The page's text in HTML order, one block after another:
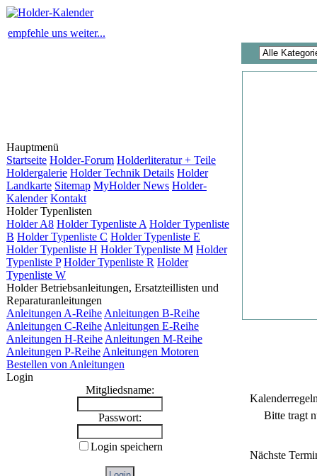
empfehle uns weiter...
Hauptmenü
Startseite Holder-Forum Holderliteratur + Teile
Holdergalerie Holder Technik Details Holder
Landkarte Sitemap MyHolder News Holder-
Kalender Kontakt
Holder Typenlisten
Holder A8 Holder Typenliste A Holder Typenliste
B Holder Typenliste C Holder Typenliste E
Holder Typenliste H Holder Typenliste M Holder
Typenliste P Holder Typenliste R Holder
Typenliste W
Holder Betriebsanleitungen, Ersatzteillisten und
Reparaturanleitungen
Anleitungen A-Reihe Anleitungen B-Reihe
Anleitungen C-Reihe Anleitungen E-Reihe
Anleitungen H-Reihe Anleitungen M-Reihe
Anleitungen P-Reihe Anleitungen Motoren
Bestellen von Anleitungen
Login
Mitgliedsname:
Passwort:
Login speichern
Bitte tragt
Nächste